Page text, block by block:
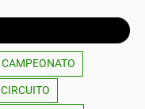
CAMPEONATO
CIRCUITO